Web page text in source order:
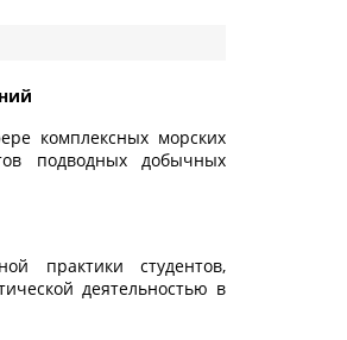
комплексных морских
подводных добычных
практики студентов,
деятельностью в